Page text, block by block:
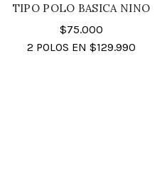
TIPO POLO BASICA NINO
$75.000
2 POLOS EN $129.990